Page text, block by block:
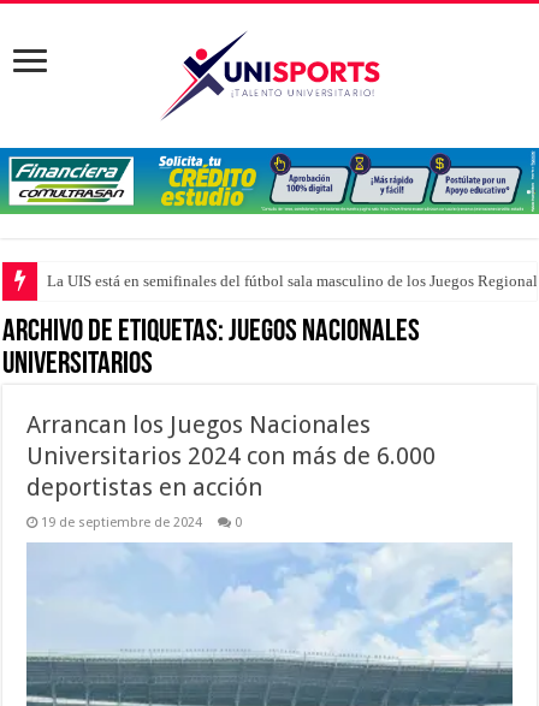
La UIS está en semifinales del fútbol sala masculino de los Juegos
Archivo de Etiquetas:Juegos Nacionales
Universitarios
Arrancan los Juegos Nacionales
Universitarios 2024 con más de 6.000
deportistas en acción
19 de septiembre de 2024 0